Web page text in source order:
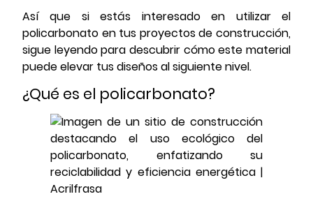
Así que si estás interesado en utilizar el
policarbonato en tus proyectos de construcción,
sigue leyendo para descubrir cómo este material
puede elevar tus diseños al siguiente nivel.
¿Qué es el policarbonato?